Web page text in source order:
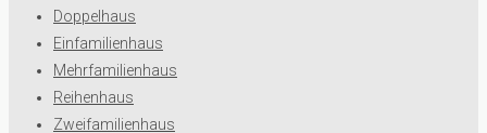
Doppelhaus
Einfamilienhaus
Mehrfamilienhaus
Reihenhaus
Zweifamilienhaus